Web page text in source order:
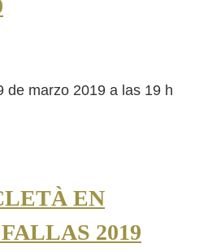
de marzo 2019 a las 19 h
EN
2019